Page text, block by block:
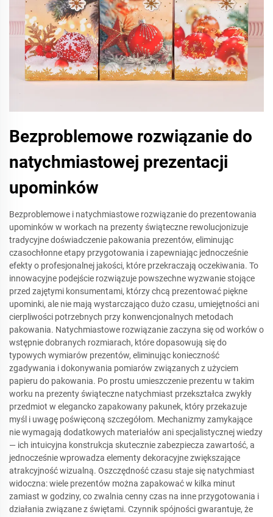
Bezproblemowe rozwiązanie do
natychmiastowej prezentacji
upominków
Bezproblemowe i natychmiastowe rozwiązanie do prezentowania
upominków w workach na prezenty świąteczne rewolucjonizuje
tradycyjne doświadczenie pakowania prezentów, eliminując
czasochłonne etapy przygotowania i zapewniając jednocześnie
efekty o profesjonalnej jakości, które przekraczają oczekiwania. To
innowacyjne podejście rozwiązuje powszechne wyzwanie stojące
przed zajętymi konsumentami, którzy chcą prezentować piękne
upominki, ale nie mają wystarczająco dużo czasu, umiejętności ani
cierpliwości potrzebnych przy konwencjonalnych metodach
pakowania. Natychmiastowe rozwiązanie zaczyna się od worków o
wstępnie dobranych rozmiarach, które dopasowują się do
typowych wymiarów prezentów, eliminując konieczność
zgadywania i dokonywania pomiarów związanych z użyciem
papieru do pakowania. Po prostu umieszczenie prezentu w takim
worku na prezenty świąteczne natychmiast przekształca zwykły
przedmiot w elegancko zapakowany pakunek, który przekazuje
myśl i uwagę poświęconą szczegółom. Mechanizmy zamykające
nie wymagają dodatkowych materiałów ani specjalistycznej wiedzy
— ich intuicyjna konstrukcja skutecznie zabezpiecza zawartość, a
jednocześnie wprowadza elementy dekoracyjne zwiększające
atrakcyjność wizualną. Oszczędność czasu staje się natychmiast
widoczna: wiele prezentów można zapakować w kilka minut
zamiast w godziny, co zwalnia cenny czas na inne przygotowania i
działania związane z świętami. Czynnik spójności gwarantuje, że